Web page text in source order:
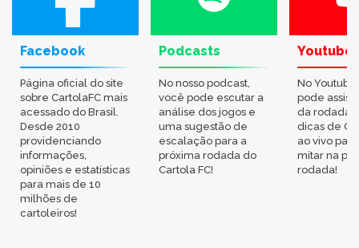
Facebook
Página oficial do site
sobre CartolaFC mais
acessado do Brasil.
Desde 2010
providenciando
informações,
opiniões e estatísticas
para mais de 10
milhões de
cartoleiros!
Podcasts
No nosso podcast,
você pode escutar a
análise dos jogos e
uma sugestão de
escalação para a
próxima rodada do
Cartola FC!
Youtube
No
pode
da rodada,
dicas de
ao vivo
mitar na
rodada!